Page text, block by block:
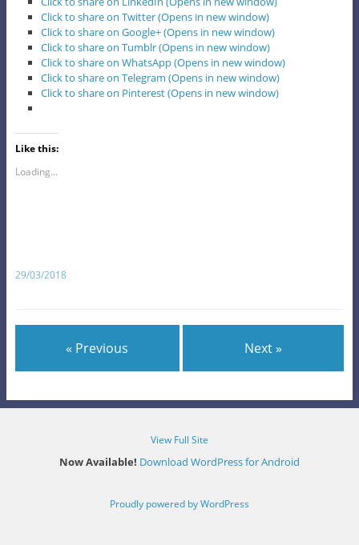
Click to share on Twitter (Opens in new window)
Click to share on Google+ (Opens in new window)
Click to share on Tumblr (Opens in new window)
Click to share on WhatsApp (Opens in new window)
Click to share on Telegram (Opens in new window)
Click to share on Pinterest (Opens in new window)
Like this:
Loading...
29/03/2018
« Previous Next »
View Full Site
Now Available! Download WordPress for Android
Proudly powered by WordPress